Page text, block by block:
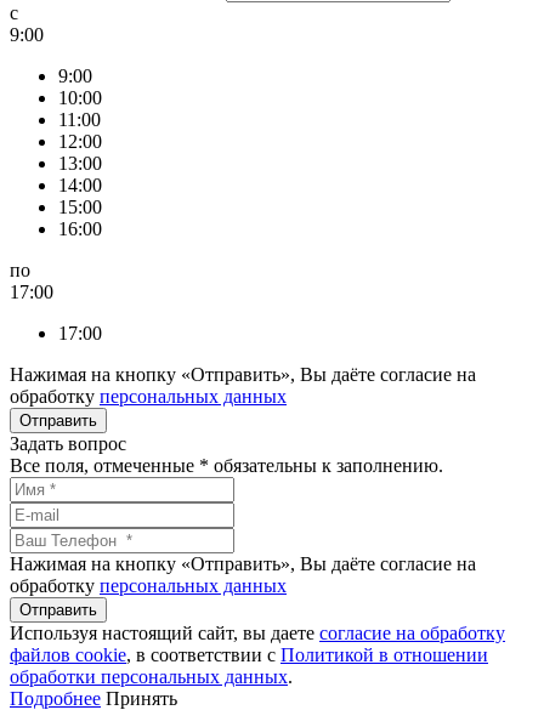
c
9:00
9:00
10:00
11:00
12:00
13:00
14:00
15:00
16:00
по
17:00
17:00
Нажимая на кнопку «Отправить», Вы даёте согласие на
обработку персональных данных
Задать вопрос
Все поля, отмеченные * обязательны к заполнению.
Нажимая на кнопку «Отправить», Вы даёте согласие на
обработку персональных данных
Используя настоящий сайт, вы даете согласие на обработку
файлов сookie, в соответствии с Политикой в отношении
обработки персональных данных.
Подробнее Принять